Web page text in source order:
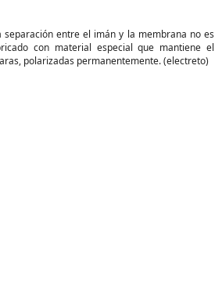
separación entre el imán y la membrana no es
con material especial que mantiene el
polarizadas permanentemente. (electreto)